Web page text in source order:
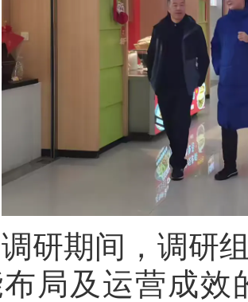
期间，调研组
局及运营成效